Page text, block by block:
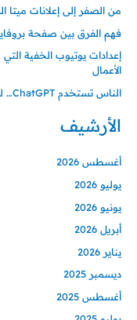
من الصفر إلى إعلانات ميتا
فهم الفرق بين صفحة
إعدادات يوتيوب الخفية
الأعمال
الناس تستخدم ChatGPT… لكن الفلوس الحقيقية في الـ API 🤯
الأرشيف
أغسطس 2026
يوليو 2026
يونيو 2026
أبريل 2026
يناير 2026
ديسمبر 2025
أغسطس 2025